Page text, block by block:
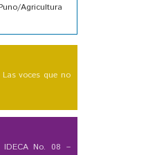
Agricultura
Las voces que no
IDECA No. 08 –